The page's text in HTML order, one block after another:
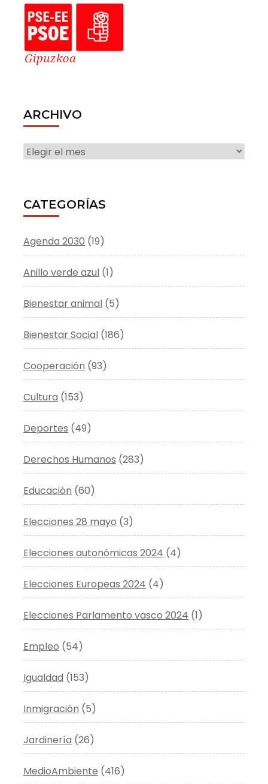
ARCHIVO
ARCHIVO
CATEGORÍAS
Agenda 2030 (19)
Anillo verde azul (1)
Bienestar animal (5)
Bienestar Social (186)
Cooperación (93)
Cultura (153)
Deportes (49)
Derechos Humanos (283)
Educación (60)
Elecciones 28 mayo (3)
Elecciones autonómicas 2024 (4)
Elecciones Europeas 2024 (4)
Elecciones Parlamento vasco 2024 (1)
Empleo (54)
Igualdad (153)
Inmigración (5)
Jardinería (26)
MedioAmbiente (416)